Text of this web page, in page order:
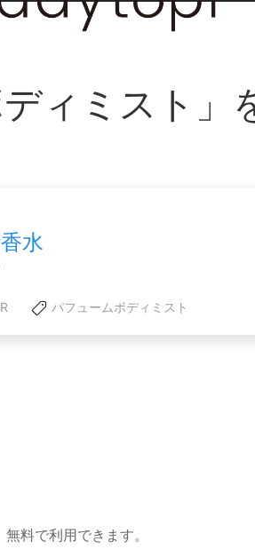
ディミスト」
水
パフュームボディミスト
料で利用できます。